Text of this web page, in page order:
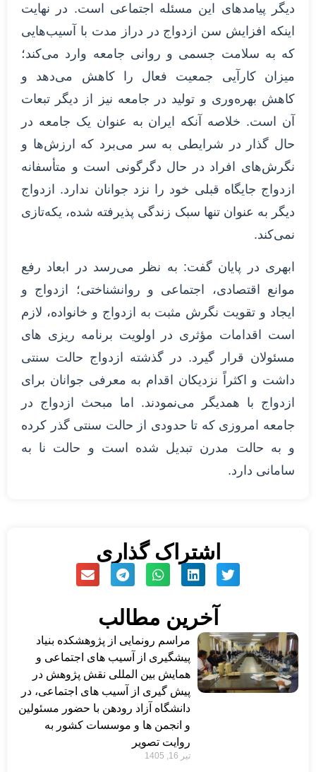
دیگر پیامدهای این مسئله اجتماعی است. در نهایت
اینکه افزایش سن ازدواج در دراز مدت با آسیب‌هایی
که به سلامت جسمی و روانی جامعه وارد می‌کند؛
میزان کارآیی جمعیت فعال را کاهش می‌دهد و
کاهش بهره‌وری و تولید در جامعه نیز از دیگر تبعات
آن است. خلاصه آنکه ایران به عنوان یک جامعه در
حال گذار در شرایطی به سر می‌برد که ارزش‌ها و
نگرش‌های افراد در حال دگرگونی است و متأسفانه
ازدواج جایگاه قبلی خود را نزد جوانان ندارد. ازدواج
دیگر به عنوان تنها سبک زندگی پذیرفته شده، یکه‌تازی
نمی‌کند.
ابهری در پایان گفت: به نظر می‌رسد در ابعاد رفع
موانع اقتصادی، اجتماعی و روانشناختی؛ ازدواج و
ایجاد و تقویت نگرش مثبت به ازدواج و خانواده، لازم
است اقدامات مؤثری در اولویت برنامه ریزی های
مسئولان قرار گیرد. در گذشته ازدواج حالت سنتی
داشت و اکثراً نزدیکان اقدام به معرفی جوانان برای
ازدواج با همدیگر می‌نمودند. اما مبحث ازدواج در
جامعه امروزی که تا حدودی از حالت سنتی گذر کرده
و به حالت مدرن تبدیل شده است و حالت نا به
سامانی دارد.
اشتراک گذاری
آخرین مطالب
مراسم رونمایی از پژوهشکده بنیاد
پیشگیری از آسیب های اجتماعی و
همایش بین المللی نقش پژوهش در
پیش گیری از آسیب های اجتماعی، در
دانشگاه آزاد رودهن با حضور مسئولین
و انجمن ها و موسسات کشور به
روایت تصویر
تیر 16, 1405